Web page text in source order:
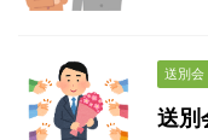
送別会
送別